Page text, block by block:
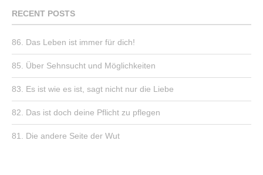
RECENT POSTS
86. Das Leben ist immer für dich!
85. Über Sehnsucht und Möglichkeiten
83. Es ist wie es ist, sagt nicht nur die Liebe
82. Das ist doch deine Pflicht zu pflegen
81. Die andere Seite der Wut